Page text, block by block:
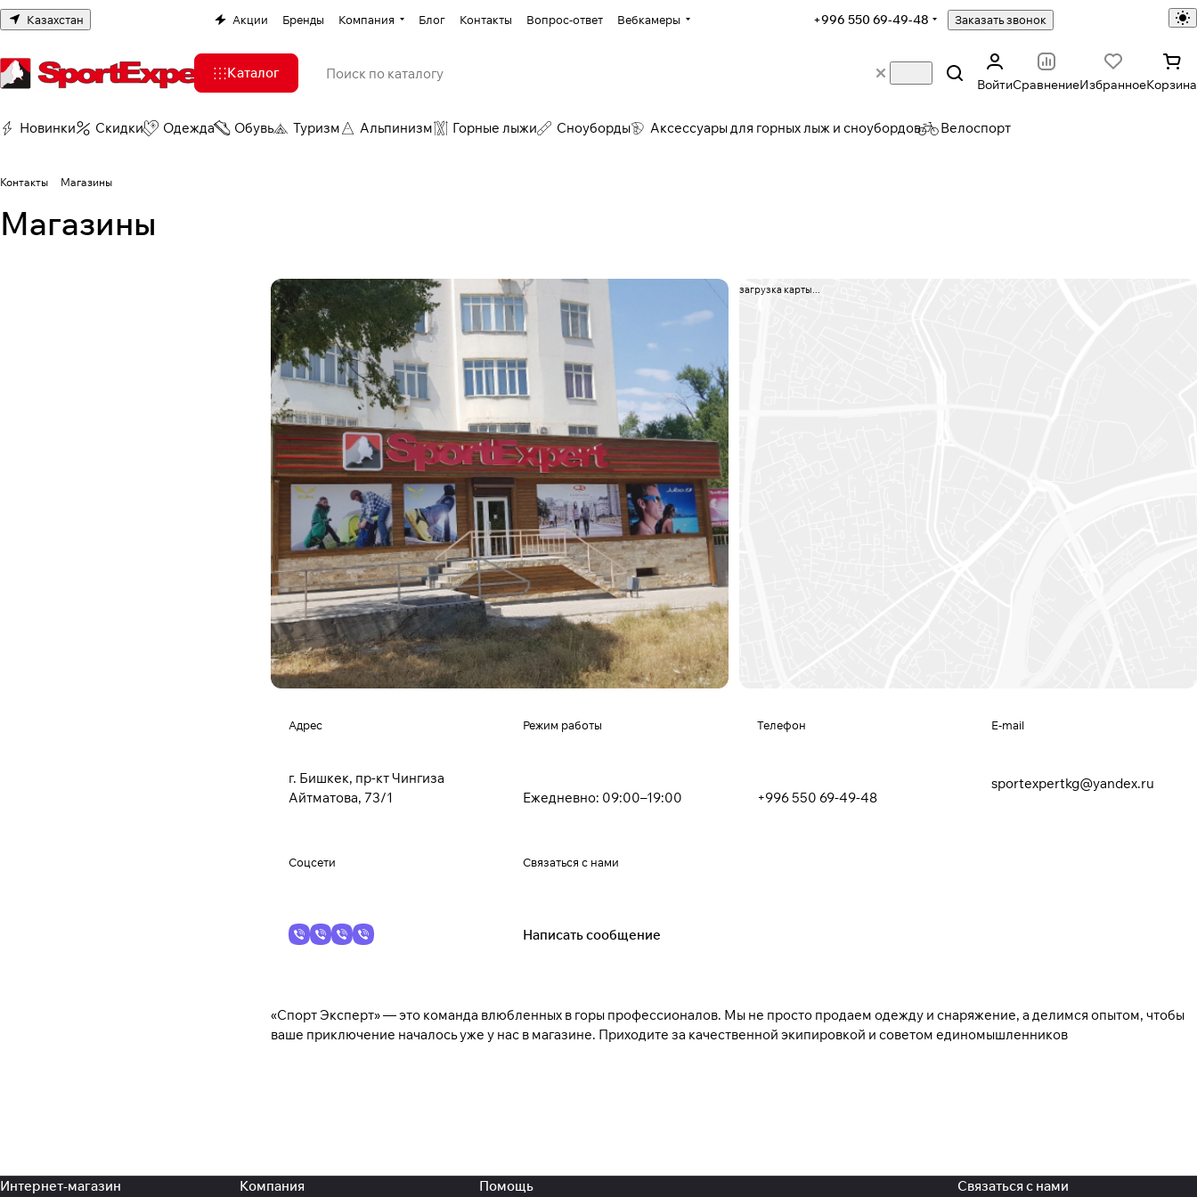
Казахстан Акции Бренды Компания Блог Контакты Вопрос-ответ Вебкамеры +996 550 69-49-48 Заказать звонок
Каталог
ВойтиСравнениеИзбранноеКорзина
Новинки Скидки Одежда Обувь Туризм Альпинизм Горные лыжи Сноуборды Аксессуары для горных лыж и сноубордов Велоспорт
Контакты Магазины
Магазины
загрузка карты...
Адрес
г. Бишкек, пр-кт Чингиза
Айтматова, 73/1
Режим работы
Ежедневно: 09:00–19:00
Телефон
+996 550 69-49-48
E-mail
sportexpertkg@yandex.ru
Соцсети Связаться с нами
Написать сообщение
«Спорт Эксперт» — это команда влюбленных в горы профессионалов. Мы не просто продаем одежду и снаряжение, а делимся опытом, чтобы
ваше приключение началось уже у нас в магазине. Приходите за качественной экипировкой и советом единомышленников
Интернет-магазин Компания Помощь Связаться с нами